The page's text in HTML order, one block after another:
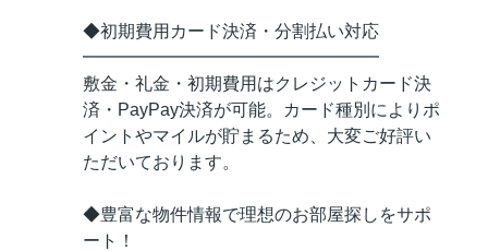
◆初期費用カード決済・分割払い対応
━━━━━━━━━━━━━━━━━
敷金・礼金・初期費用はクレジットカード決
済・PayPay決済が可能。カード種別によりポ
イントやマイルが貯まるため、大変ご好評い
ただいております。
◆豊富な物件情報で理想のお部屋探しをサポ
ート！